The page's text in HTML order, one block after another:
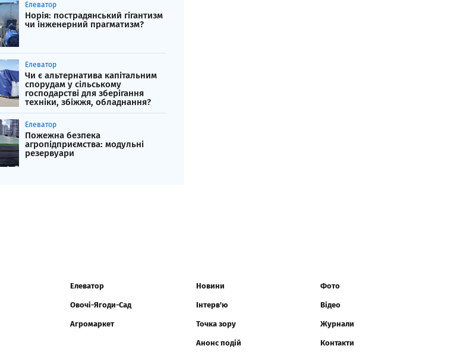
Елеватор
Норія: пострадянський гігантизм
чи інженерний прагматизм?
Елеватор
Чи є альтернатива капітальним
спорудам у сільському
господарстві для зберігання
техніки, збіжжя, обладнання?
Елеватор
Пожежна безпека
агропідприємства: модульні
резервуари
Елеватор
Овочі-Ягоди-Сад
Агромаркет
Новини
Інтерв'ю
Точка зору
Анонс подій
Фото
Відео
Журнали
Контакти